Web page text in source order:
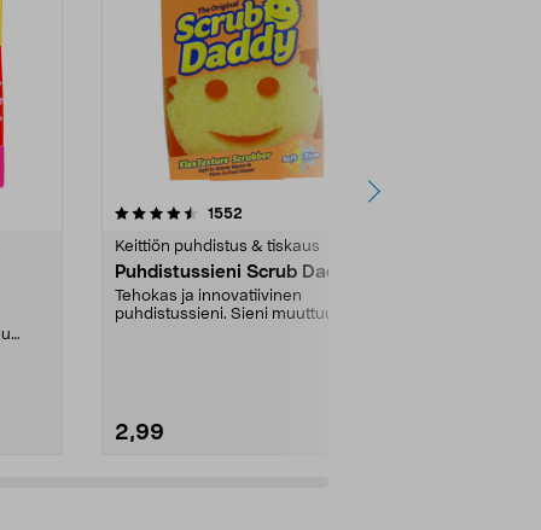
1552
Keittiön puhdistus & tiskaus
Puhdistussieni Scrub Daddy
Tehokas ja innovatiivinen
puhdistussieni. Sieni muuttuu
2,99
5.0 viidestä